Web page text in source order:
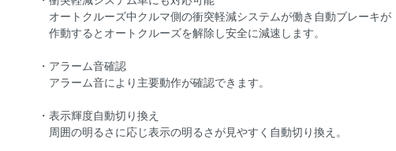
オートクルーズ中クルマ側の衝突軽減システムが働き自動ブレーキが
作動するとオートクルーズを解除し安全に減速します。
・アラーム音確認
アラーム音により主要動作が確認できます。
・表示輝度自動切り換え
周囲の明るさに応じ表示の明るさが見やすく自動切り換え。